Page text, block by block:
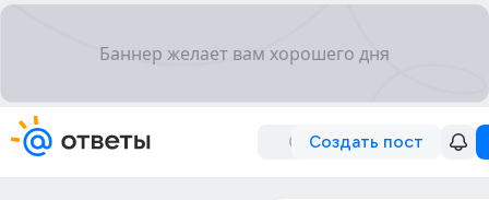
Создать пост